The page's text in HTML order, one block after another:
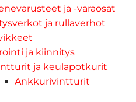
ja -varaosat
ja rullaverhot
ja kiinnitys
ja keulapotkurit
Ankkurivintturit